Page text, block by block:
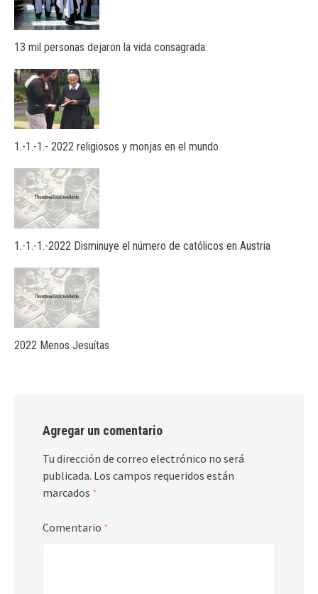
13 mil personas dejaron la vida consagrada:
1.-1.-1.- 2022 religiosos y monjas en el mundo
1.-1.-1.-2022 Disminuye el número de católicos en Austria
2022 Menos Jesuítas
Agregar un comentario
Tu dirección de correo electrónico no será
publicada. Los campos requeridos están
marcados *
Comentario *